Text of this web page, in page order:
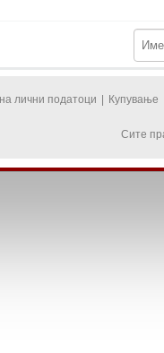
лични податоци Купување
Сите